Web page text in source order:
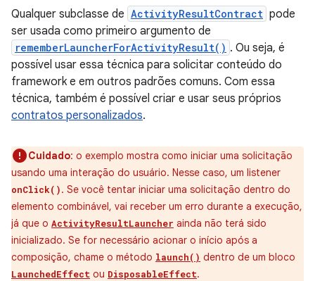
Qualquer subclasse de ActivityResultContract pode
ser usada como primeiro argumento de
rememberLauncherForActivityResult() . Ou seja, é
possível usar essa técnica para solicitar conteúdo do
framework e em outros padrões comuns. Com essa
técnica, também é possível criar e usar seus próprios
contratos personalizados.
Cuidado: o exemplo mostra como iniciar uma solicitação
usando uma interação do usuário. Nesse caso, um listener
onClick(). Se você tentar iniciar uma solicitação dentro do
elemento combinável, vai receber um erro durante a execução,
já que o ActivityResultLauncher ainda não terá sido
inicializado. Se for necessário acionar o início após a
composição, chame o método launch() dentro de um bloco
LaunchedEffect ou DisposableEffect.